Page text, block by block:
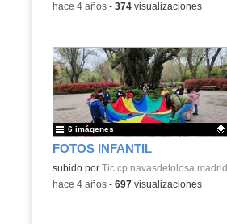
-hace 4 años- 374visualizaciones
FOTOS INFANTIL
Contenido educativo.
subido por Tic cp navasdetolosa madrid
6 imágenes
-hace 4 años- 697visualizaciones